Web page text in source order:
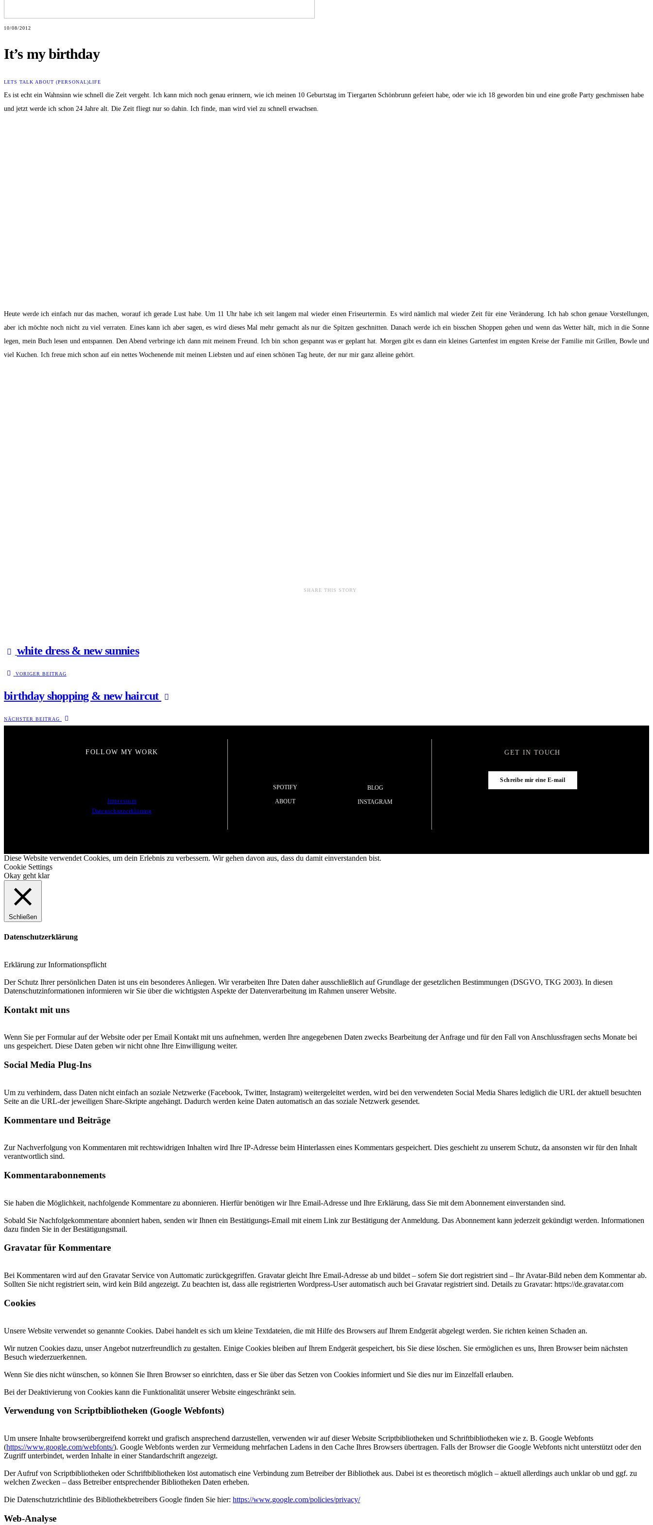
10/08/2012
It’s my birthday
LETS TALK ABOUT (PERSONAL)LIFE
Es ist echt ein Wahnsinn wie schnell die Zeit vergeht. Ich kann mich noch genau erinnern, wie ich meinen 10 Geburtstag im Tiergarten Schönbrunn gefeiert habe, oder wie ich 18 geworden bin und eine große Party geschmissen habe
und jetzt werde ich schon 24 Jahre alt. Die Zeit fliegt nur so dahin. Ich finde, man wird viel zu schnell erwachsen.
Heute werde ich einfach nur das machen, worauf ich gerade Lust habe. Um 11 Uhr habe ich seit langem mal wieder einen Friseurtermin. Es wird nämlich mal wieder Zeit für eine Veränderung. Ich hab schon genaue Vorstellungen,
aber ich möchte noch nicht zu viel verraten. Eines kann ich aber sagen, es wird dieses Mal mehr gemacht als nur die Spitzen geschnitten. Danach werde ich ein bisschen Shoppen gehen und wenn das Wetter hält, mich in die Sonne
legen, mein Buch lesen und entspannen. Den Abend verbringe ich dann mit meinem Freund. Ich bin schon gespannt was er geplant hat. Morgen gibt es dann ein kleines Gartenfest im engsten Kreise der Familie mit Grillen, Bowle und
viel Kuchen. Ich freue mich schon auf ein nettes Wochenende mit meinen Liebsten und auf einen schönen Tag heute, der nur mir ganz alleine gehört.
SHARE THIS STORY
white dress & new sunnies
VORIGER BEITRAG
birthday shopping & new haircut
NÄCHSTER BEITRAG
FOLLOW MY WORK GET IN TOUCH
SPOTIFY
ABOUT
BLOG
INSTAGRAM
Schreibe mir eine E-mail
Impressum
Datenschutzerklärung
Diese Website verwendet Cookies, um dein Erlebnis zu verbessern. Wir gehen davon aus, dass du damit einverstanden bist.
Cookie Settings
Okay geht klar
Schließen
Datenschutzerklärung
Erklärung zur Informationspflicht
Der Schutz Ihrer persönlichen Daten ist uns ein besonderes Anliegen. Wir verarbeiten Ihre Daten daher ausschließlich auf Grundlage der gesetzlichen Bestimmungen (DSGVO, TKG 2003). In diesen
Datenschutzinformationen informieren wir Sie über die wichtigsten Aspekte der Datenverarbeitung im Rahmen unserer Website.
Kontakt mit uns
Wenn Sie per Formular auf der Website oder per Email Kontakt mit uns aufnehmen, werden Ihre angegebenen Daten zwecks Bearbeitung der Anfrage und für den Fall von Anschlussfragen sechs Monate bei
uns gespeichert. Diese Daten geben wir nicht ohne Ihre Einwilligung weiter.
Social Media Plug-Ins
Um zu verhindern, dass Daten nicht einfach an soziale Netzwerke (Facebook, Twitter, Instagram) weitergeleitet werden, wird bei den verwendeten Social Media Shares lediglich die URL der aktuell besuchten
Seite an die URL-der jeweiligen Share-Skripte angehängt. Dadurch werden keine Daten automatisch an das soziale Netzwerk gesendet.
Kommentare und Beiträge
Zur Nachverfolgung von Kommentaren mit rechtswidrigen Inhalten wird Ihre IP-Adresse beim Hinterlassen eines Kommentars gespeichert. Dies geschieht zu unserem Schutz, da ansonsten wir für den Inhalt
verantwortlich sind.
Kommentarabonnements
Sie haben die Möglichkeit, nachfolgende Kommentare zu abonnieren. Hierfür benötigen wir Ihre Email-Adresse und Ihre Erklärung, dass Sie mit dem Abonnement einverstanden sind.
Sobald Sie Nachfolgekommentare abonniert haben, senden wir Ihnen ein Bestätigungs-Email mit einem Link zur Bestätigung der Anmeldung. Das Abonnement kann jederzeit gekündigt werden. Informationen
dazu finden Sie in der Bestätigungsmail.
Gravatar für Kommentare
Bei Kommentaren wird auf den Gravatar Service von Auttomatic zurückgegriffen. Gravatar gleicht Ihre Email-Adresse ab und bildet – sofern Sie dort registriert sind – Ihr Avatar-Bild neben dem Kommentar ab.
Sollten Sie nicht registriert sein, wird kein Bild angezeigt. Zu beachten ist, dass alle registrierten Wordpress-User automatisch auch bei Gravatar registriert sind. Details zu Gravatar: https://de.gravatar.com
Cookies
Unsere Website verwendet so genannte Cookies. Dabei handelt es sich um kleine Textdateien, die mit Hilfe des Browsers auf Ihrem Endgerät abgelegt werden. Sie richten keinen Schaden an.
Wir nutzen Cookies dazu, unser Angebot nutzerfreundlich zu gestalten. Einige Cookies bleiben auf Ihrem Endgerät gespeichert, bis Sie diese löschen. Sie ermöglichen es uns, Ihren Browser beim nächsten
Besuch wiederzuerkennen.
Wenn Sie dies nicht wünschen, so können Sie Ihren Browser so einrichten, dass er Sie über das Setzen von Cookies informiert und Sie dies nur im Einzelfall erlauben.
Bei der Deaktivierung von Cookies kann die Funktionalität unserer Website eingeschränkt sein.
Verwendung von Scriptbibliotheken (Google Webfonts)
Um unsere Inhalte browserübergreifend korrekt und grafisch ansprechend darzustellen, verwenden wir auf dieser Website Scriptbibliotheken und Schriftbibliotheken wie z. B. Google Webfonts
(https://www.google.com/webfonts/). Google Webfonts werden zur Vermeidung mehrfachen Ladens in den Cache Ihres Browsers übertragen. Falls der Browser die Google Webfonts nicht unterstützt oder den
Zugriff unterbindet, werden Inhalte in einer Standardschrift angezeigt.
Der Aufruf von Scriptbibliotheken oder Schriftbibliotheken löst automatisch eine Verbindung zum Betreiber der Bibliothek aus. Dabei ist es theoretisch möglich – aktuell allerdings auch unklar ob und ggf. zu
welchen Zwecken – dass Betreiber entsprechender Bibliotheken Daten erheben.
Die Datenschutzrichtlinie des Bibliothekbetreibers Google finden Sie hier: https://www.google.com/policies/privacy/
Web-Analyse